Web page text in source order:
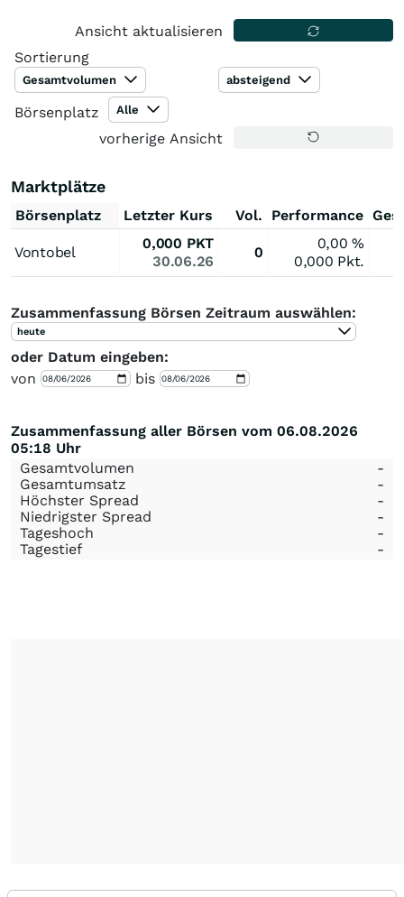
Ansicht aktualisieren
Sortierung
Gesamtvolumen absteigend
Börsenplatz Alle
vorherige Ansicht
Marktplätze
Börsenplatz Letzter Kurs Vol. Performance
Vontobel
0,000 PKT
30.06.26
0
0,00%
0,000 Pkt.
Zusammenfassung Börsen Zeitraum auswählen:
heute
oder Datum eingeben:
von
bis
Zusammenfassung aller Börsen vom 06.08.2026
05:18 Uhr
Gesamtvolumen
-
Gesamtumsatz
-
Höchster Spread
-
Niedrigster Spread
-
Tageshoch
-
Tagestief
-